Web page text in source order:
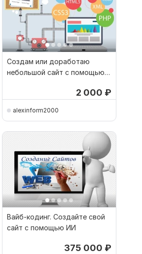
Создам или доработаю
небольшой сайт с помощью
2 000 ₽
alexinform2000
Вайб-кодинг. Создайте свой
сайт с помощью ИИ
375 000 ₽